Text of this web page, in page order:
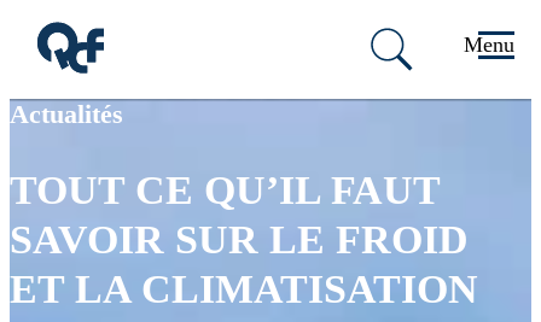
Passer au contenu principal
Passer au pied de page Menu
Actualités
TOUT CE QU’IL FAUT
SAVOIR SUR LE FROID
ET LA CLIMATISATION